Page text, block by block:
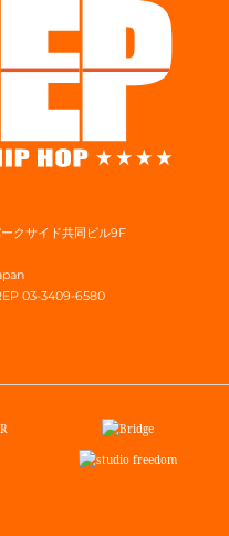
クサイド共同ビル9F
03-3409-6580